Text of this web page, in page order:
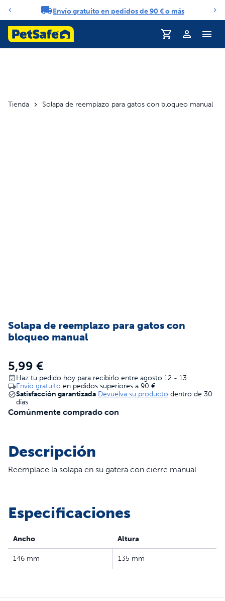
Carrusel de notificacionesEnvío gratuito en pedidos de 90 € o más
Perfil
Tienda Solapa de reemplazo para gatos con bloqueo manual
Solapa de reemplazo para gatos con
bloqueo manual
5,99 €
Haz tu pedido hoy para recibirlo entre agosto 12 - 13
Envío gratuito en pedidos superiores a 90 €
Satisfacción garantizada Devuelva su producto dentro de 30
días
Comúnmente comprado con
Descripción
Reemplace la solapa en su gatera con cierre manual
Especificaciones
Ancho Altura
146 mm 135 mm